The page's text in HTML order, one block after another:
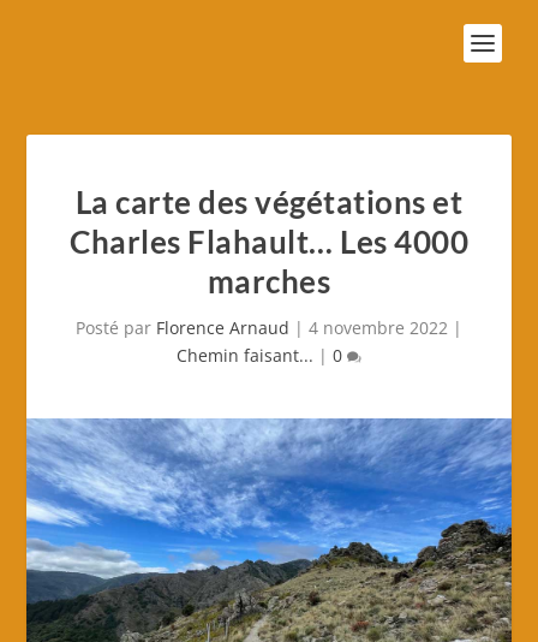
La carte des végétations et
Charles Flahault… Les 4000
marches
Posté par Florence Arnaud | 4 novembre 2022 |
Chemin faisant... | 0